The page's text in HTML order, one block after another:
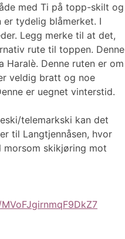
med Ti på topp-skilt og
er tydelig blåmerket. I
Legg merke til at det,
rute til toppen. Denne
Haralè. Denne ruten er om
veldig bratt og noe
er uegnet vinterstid.
telemarkski kan det
til Langtjennåsen, hvor
morsom skikjøring mot